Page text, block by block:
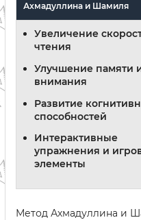
Ахмадуллина и Шамиля
Увеличение
чтения
Улучшение памяти
внимания
Развитие
способностей
Интерактивные
упражнения и
элементы
Метод Ахмадуллина и